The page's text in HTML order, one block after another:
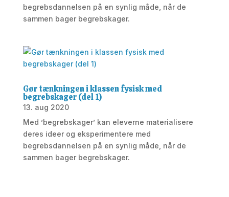
begrebsdannelsen på en synlig måde, når de
sammen bager begrebskager.
Gør tænkningen i klassen fysisk med
begrebskager (del 1)
13. aug 2020
Med ’begrebskager’ kan eleverne materialisere
deres ideer og eksperimentere med
begrebsdannelsen på en synlig måde, når de
sammen bager begrebskager.